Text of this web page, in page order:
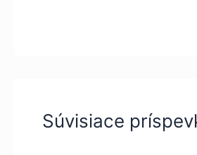
Súvisiace